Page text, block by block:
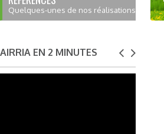
Quelques-unes de nos réalisations
AIRRIA EN 2 MINUTES